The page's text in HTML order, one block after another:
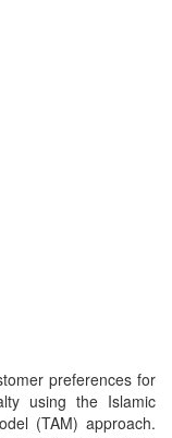
preferences for
using the Islamic
(TAM) approach.